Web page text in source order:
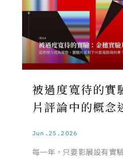
被過度寬待的實
片評論中的概念
Jun.25.2026
每一年，只要影展設有實